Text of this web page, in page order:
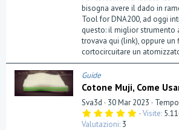
bisogna avere il dado in
Tool for DNA200, ad oggi
questo: il miglior strumento
trovava qui (link), oppure
cortocircuitare un
Guide
Cotone Muji, Come
Sva3d 30 Mar 2023
5 Visite
Valutazioni 3